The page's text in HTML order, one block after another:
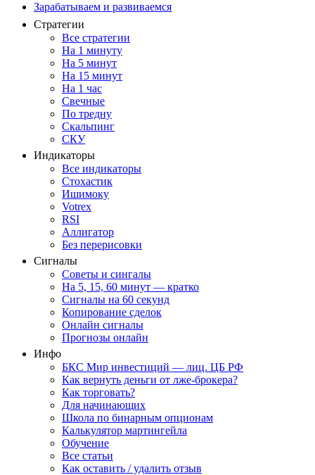
Зарабатываем и развиваемся
Стратегии
Все стратегии
На 1 минуту
На 5 минут
На 15 минут
На 1 час
Свечные
По тредну
Скальпинг
СКУ
Индикаторы
Все индикаторы
Стохастик
Ишимоку
Votrex
RSI
Аллигатор
Без перерисовки
Сигналы
Советы и сингалы
На 5, 15, 60 минут — кратко
Сигналы на 60 секунд
Копирование сделок
Онлайн сигналы
Прогнозы онлайн
Инфо
БКС Мир инвестиций — лиц. ЦБ РФ
Как вернуть деньги от лже-брокера?
Как торговать?
Для начинающих
Школа по бинарным опционам
Калькулятор мартингейла
Обучение
Все статьи
Как оставить / удалить отзыв